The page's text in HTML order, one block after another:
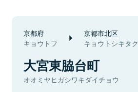
京都府
キョウトフ
京都市北区
キョウトシキタク
大宮東脇台町
オオミヤヒガシワキダイチョウ